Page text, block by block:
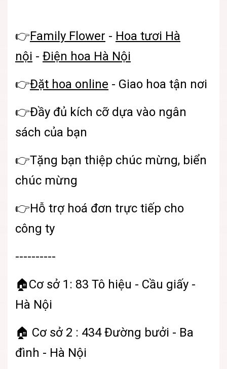
👉Family Flower - Hoa tươi Hà
nội - Điện hoa Hà Nội
👉Đặt hoa online - Giao hoa tận nơi
👉Đầy đủ kích cỡ dựa vào ngân
sách của bạn
👉Tặng bạn thiệp chúc mừng, biển
chúc mừng
👉Hỗ trợ hoá đơn trực tiếp cho
công ty
----------
🏠Cơ sở 1: 83 Tô hiệu - Cầu giấy -
Hà Nội
🏠 Cơ sở 2 : 434 Đường bưởi - Ba
đình - Hà Nội